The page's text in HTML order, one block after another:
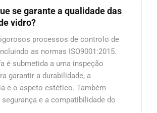
se garante a qualidade das
vidro?
processos de controlo de
as normas ISO9001:2015.
é submetida a uma inspeção
garantir a durabilidade, a
e o aspeto estético. Também
e a compatibilidade do